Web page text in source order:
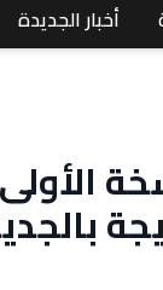
أخبار الجديدة